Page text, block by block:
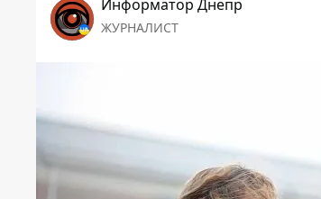
Информатор Днепр
ЖУРНАЛИСТ